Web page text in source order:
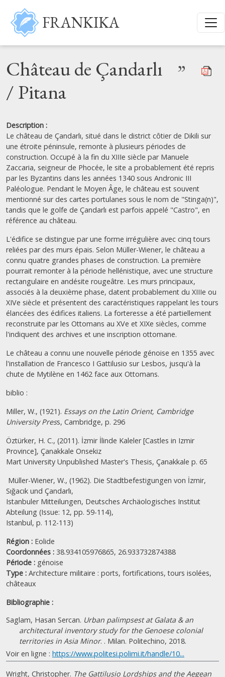
Aller au contenu principal
FRANKIKA
Château de Çandarlı
/ Pitana
”
Description :
Le château de Çandarlı, situé dans le district côtier de Dikili sur
une étroite péninsule, remonte à plusieurs périodes de
construction. Occupé à la fin du XIIIe siècle par Manuele
Zaccaria, seigneur de Phocée, le site a probablement été repris
par les Byzantins dans les années 1340 sous Andronic III
Paléologue. Pendant le Moyen Âge, le château est souvent
mentionné sur des cartes portulanes sous le nom de "Stinga(n)",
tandis que le golfe de Çandarlı est parfois appelé "Castro", en
référence au château.
L'édifice se distingue par une forme irrégulière avec cinq tours
reliées par des murs épais. Selon Müller-Wiener, le château a
connu quatre grandes phases de construction. La première
pourrait remonter à la période hellénistique, avec une structure
rectangulaire en andésite rougeâtre. Les murs principaux,
associés à la deuxième phase, datent probablement du XIIIe ou
XIVe siècle et présentent des caractéristiques rappelant les tours
élancées des édifices italiens. La forteresse a été partiellement
reconstruite par les Ottomans au XVe et XIXe siècles, comme
l'indiquent des archives et une inscription ottomane.
Le château a connu une nouvelle période génoise en 1355 avec
l'installation de Francesco I Gattilusio sur Lesbos, jusqu'à la
chute de Mytilène en 1462 face aux Ottomans.
biblio :
Miller, W., (1921). Essays on the Latin Orient, Cambridge
University Press, Cambridge, p. 296
Öztürker, H. C., (2011). İzmir İlinde Kaleler [Castles in Izmir
Province], Çanakkale Onsekiz
Mart University Unpublished Master's Thesis, Çanakkale p. 65
Müller-Wiener, W., (1962). Die Stadtbefestigungen von İzmir,
Sığacık und Çandarlı,
Istanbuler Mitteilungen, Deutsches Archäologisches Institut
Abteilung (Issue: 12, pp. 59-114),
Istanbul, p. 112-113)
Région : Eolide
Coordonnées : 38.934105976865, 26.933732874388
Période : génoise
Type : Architecture militaire : ports, fortifications, tours isolées,
châteaux
Bibliographie :
Saglam, Hasan Sercan. Urban palimpsest at Galata & an
architectural inventory study for the Genoese colonial
territories in Asia Minor. . Milan. Politechino, 2018.
Voir en ligne : https://www.politesi.polimi.it/handle/10...
Wright, Christopher. The Gattilusio Lordships and the Aegean